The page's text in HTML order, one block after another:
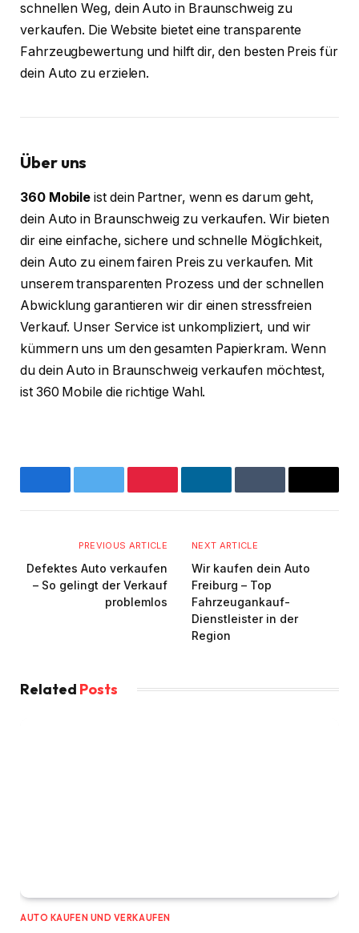
schnellen Weg, dein Auto in Braunschweig zu
verkaufen. Die Website bietet eine transparente
Fahrzeugbewertung und hilft dir, den besten Preis für
dein Auto zu erzielen.
Über uns
360 Mobile ist dein Partner, wenn es darum geht,
dein Auto in Braunschweig zu verkaufen. Wir bieten
dir eine einfache, sichere und schnelle Möglichkeit,
dein Auto zu einem fairen Preis zu verkaufen. Mit
unserem transparenten Prozess und der schnellen
Abwicklung garantieren wir dir einen stressfreien
Verkauf. Unser Service ist unkompliziert, und wir
kümmern uns um den gesamten Papierkram. Wenn
du dein Auto in Braunschweig verkaufen möchtest,
ist 360 Mobile die richtige Wahl.
FacebookTwitter PinterestLinkedInTumblr Email
PREVIOUS ARTICLE
Defektes Auto verkaufen
– So gelingt der Verkauf
problemlos
NEXT ARTICLE
Wir kaufen dein Auto
Freiburg – Top
Fahrzeugankauf-
Dienstleister in der
Region
Related Posts
AUTO KAUFEN UND VERKAUFEN